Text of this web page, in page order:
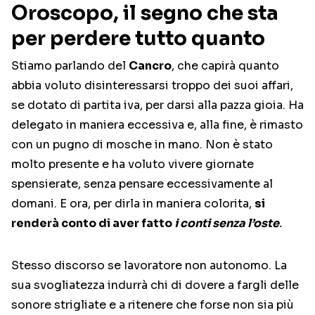
Oroscopo, il segno che sta
per perdere tutto quanto
Stiamo parlando del Cancro, che capirà quanto
abbia voluto disinteressarsi troppo dei suoi affari,
se dotato di partita iva, per darsi alla pazza gioia. Ha
delegato in maniera eccessiva e, alla fine, è rimasto
con un pugno di mosche in mano. Non è stato
molto presente e ha voluto vivere giornate
spensierate, senza pensare eccessivamente al
domani. E ora, per dirla in maniera colorita, si
renderà conto di aver fattoi conti senza l’oste.
Stesso discorso se lavoratore non autonomo. La
sua svogliatezza indurrà chi di dovere a fargli delle
sonore strigliate e a ritenere che forse non sia più